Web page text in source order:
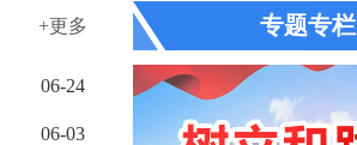
+更多
06-24
06-03
专题专栏